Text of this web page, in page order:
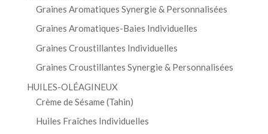
Graines Aromatiques Synergie & Personnalisées
Graines Aromatiques-Baies Individuelles
Graines Croustillantes Individuelles
Graines Croustillantes Synergie & Personnalisées
HUILES-OLÉAGINEUX
Crème de Sésame (Tahin)
Huiles Fraîches Individuelles